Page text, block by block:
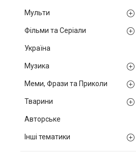
Мульти
Фільми та Серіали
Україна
Музика
Меми, Фрази та Приколи
Тварини
Авторське
Інші тематики